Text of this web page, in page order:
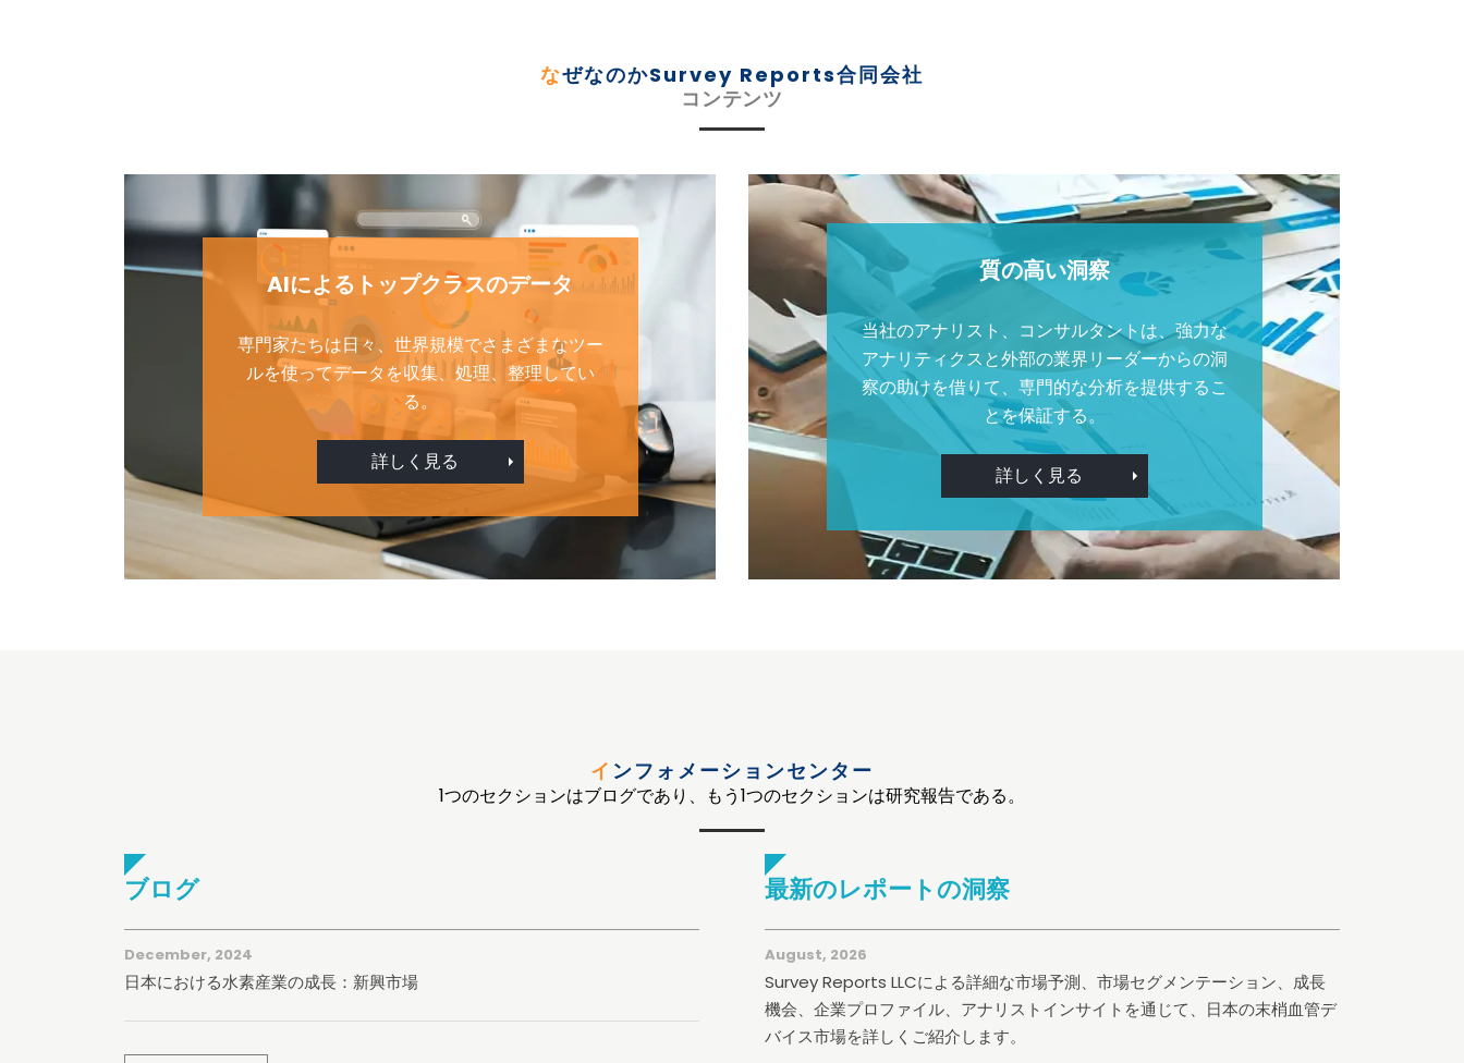
なぜなのかSurvey Reports合同会社
コンテンツ
AIによるトップクラスのデータ
専門家たちは日々、世界規模でさまざまなツー
ルを使ってデータを収集、処理、整理してい
る。
詳しく見る
質の高い洞察
当社のアナリスト、コンサルタントは、強力な
アナリティクスと外部の業界リーダーからの洞
察の助けを借りて、専門的な分析を提供するこ
とを保証する。
詳しく見る
インフォメーションセンター
1つのセクションはブログであり、もう1つのセクションは研究報告である。
ブログ
December, 2024
日本における水素産業の成長：新興市場
最新のレポートの洞察
August, 2026
Survey Reports LLCによる詳細な市場予測、市場セグメンテーション、成長
機会、企業プロファイル、アナリストインサイトを通じて、日本の末梢血管デ
バイス市場を詳しくご紹介します。